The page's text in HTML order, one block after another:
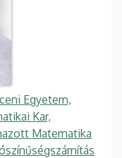
Egyetem,
Kar,
Matematika